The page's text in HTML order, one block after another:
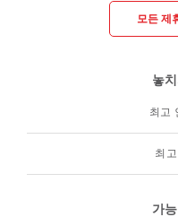
모든 제
놓
최고
최
가